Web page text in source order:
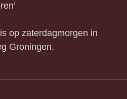
op zaterdagmorgen in
Groningen.